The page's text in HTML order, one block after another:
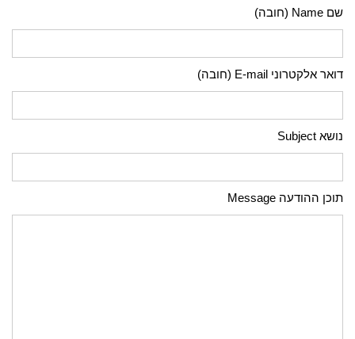
שם Name (חובה)
דואר אלקטרוני E-mail (חובה)
נושא Subject
תוכן ההודעה Message